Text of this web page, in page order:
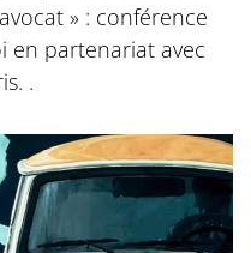
» : conférence
en partenariat avec
.